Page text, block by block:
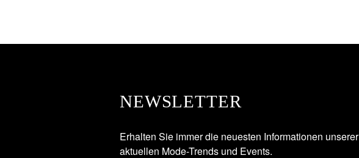
NEWSLETTER
Erhalten Sie immer die neuesten Informationen unserer
aktuellen Mode-Trends und Events.